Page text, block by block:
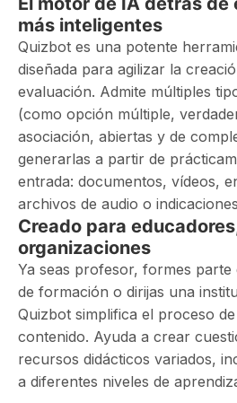
más inteligentes
Quizbot es una potente
diseñada para agilizar la
evaluación. Admite múltiples
(como opción múltiple,
asociación, abiertas y de
generarlas a partir de
entrada: documentos, vídeos,
archivos de audio o
Creado para
organizaciones
Ya seas profesor, formes parte
de formación o dirijas una
Quizbot simplifica el proceso
contenido. Ayuda a crear
recursos didácticos variados,
a diferentes niveles de